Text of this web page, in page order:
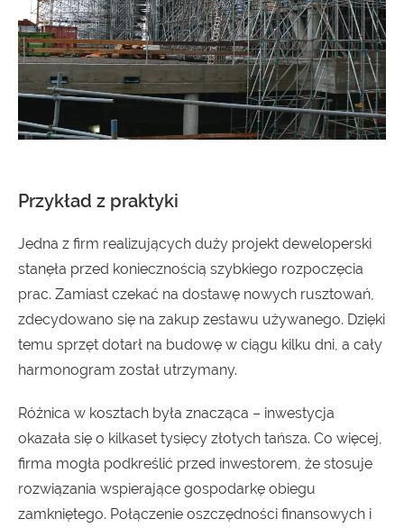
Przykład z praktyki
Jedna z firm realizujących duży projekt deweloperski
stanęła przed koniecznością szybkiego rozpoczęcia
prac. Zamiast czekać na dostawę nowych rusztowań,
zdecydowano się na zakup zestawu używanego. Dzięki
temu sprzęt dotarł na budowę w ciągu kilku dni, a cały
harmonogram został utrzymany.
Różnica w kosztach była znacząca – inwestycja
okazała się o kilkaset tysięcy złotych tańsza. Co więcej,
firma mogła podkreślić przed inwestorem, że stosuje
rozwiązania wspierające gospodarkę obiegu
zamkniętego. Połączenie oszczędności finansowych i